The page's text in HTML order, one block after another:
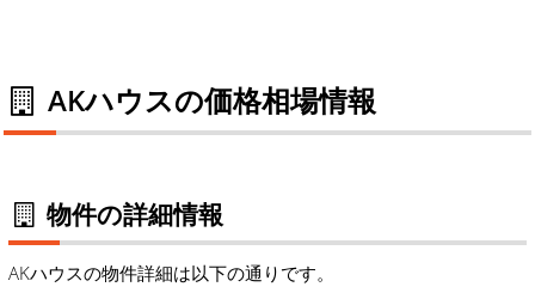
AKハウスの価格相場情報
物件の詳細情報
AKハウスの物件詳細は以下の通りです。